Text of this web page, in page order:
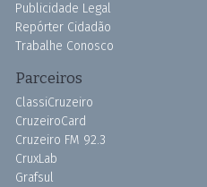
Publicidade Legal
Repórter Cidadão
Trabalhe Conosco
Parceiros
ClassiCruzeiro
CruzeiroCard
Cruzeiro FM 92.3
CruxLab
Grafsul